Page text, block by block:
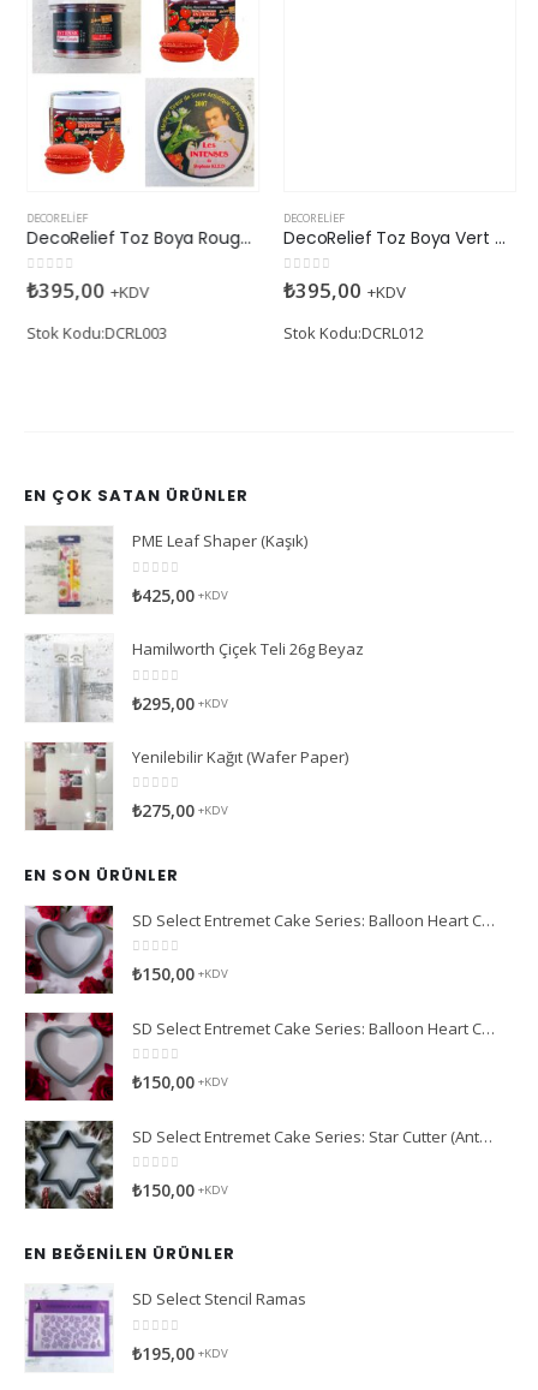
DECORELIEF
DecoRelief Toz Boya Rouge Tomate
05 üzerinden
₺395,00 +KDV
Stok Kodu:DCRL003
Stok Kodu:DCRL012
EN ÇOK SATAN ÜRÜNLER
PME Leaf Shaper (Kaşık)
0
₺425,00 +KDV
Hamilworth Çiçek Teli 26g Beyaz
0
₺295,00 +KDV
Yenilebilir Kağıt (Wafer Paper)
0 5 üzerinden
₺275,00 +KDV
EN SON ÜRÜNLER
SD Select Entremet Cake Series: Balloon Heart Cutter Small Cutter (Antreme Pasta Serisi: Balon Kalp Kesici)
0 5 üzerinden
₺150,00 +KDV
SD Select Entremet Cake Series: Balloon Heart Cutter Cutter (Antreme Pasta Serisi: Balon Kalp Kesici)
0 5 üzerinden
₺150,00 +KDV
SD Select Entremet Cake Series: Star Cutter (Antreme Pasta Serisi: Yıldız Kesici)
0 5 üzerinden
₺150,00 +KDV
EN BEĞENILEN ÜRÜNLER
SD Select Stencil Ramas
0
₺195,00 +KDV